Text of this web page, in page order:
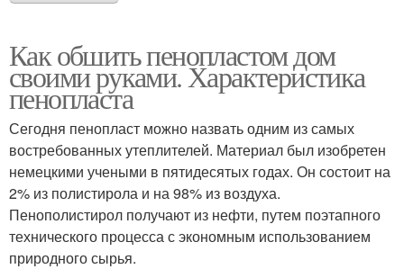
Как обшить пенопластом дом
своими руками. Характеристика
пенопласта
Сегодня пенопласт можно назвать одним из самых
востребованных утеплителей. Материал был изобретен
немецкими учеными в пятидесятых годах. Он состоит на
2% из полистирола и на 98% из воздуха.
Пенополистирол получают из нефти, путем поэтапного
технического процесса с экономным использованием
природного сырья.